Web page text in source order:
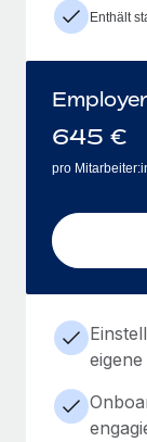
Enthält
645 €
pro